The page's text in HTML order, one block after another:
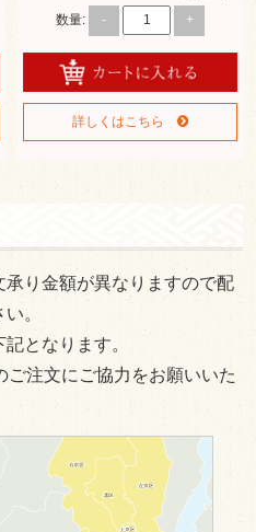
数量: - +
詳しくはこちら
り金額が異なりますので配
。
となります。
注文にご協力をお願いいた